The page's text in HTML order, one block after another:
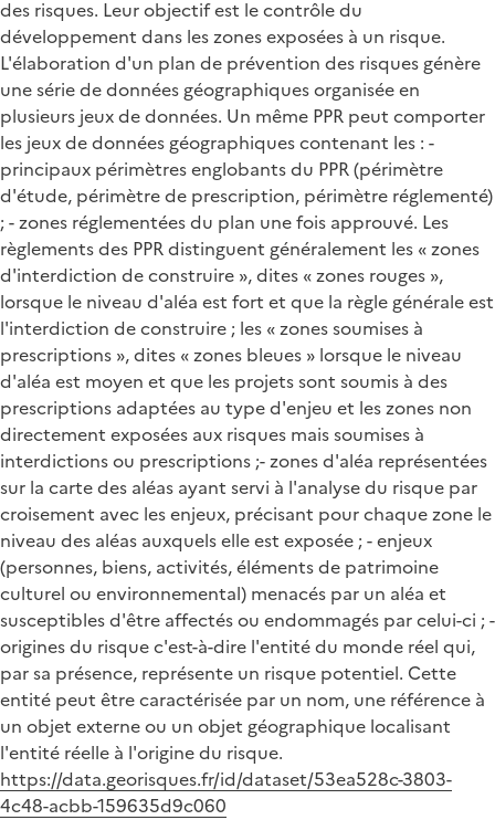
des risques. Leur objectif est le contrôle du
développement dans les zones exposées à un risque.
L'élaboration d'un plan de prévention des risques génère
une série de données géographiques organisée en
plusieurs jeux de données. Un même PPR peut comporter
les jeux de données géographiques contenant les : -
principaux périmètres englobants du PPR (périmètre
d'étude, périmètre de prescription, périmètre réglementé)
; - zones réglementées du plan une fois approuvé. Les
règlements des PPR distinguent généralement les « zones
d'interdiction de construire », dites « zones rouges »,
lorsque le niveau d'aléa est fort et que la règle générale est
l'interdiction de construire ; les « zones soumises à
prescriptions », dites « zones bleues » lorsque le niveau
d'aléa est moyen et que les projets sont soumis à des
prescriptions adaptées au type d'enjeu et les zones non
directement exposées aux risques mais soumises à
interdictions ou prescriptions ;- zones d'aléa représentées
sur la carte des aléas ayant servi à l'analyse du risque par
croisement avec les enjeux, précisant pour chaque zone le
niveau des aléas auxquels elle est exposée ; - enjeux
(personnes, biens, activités, éléments de patrimoine
culturel ou environnemental) menacés par un aléa et
susceptibles d'être affectés ou endommagés par celui-ci ; -
origines du risque c'est-à-dire l'entité du monde réel qui,
par sa présence, représente un risque potentiel. Cette
entité peut être caractérisée par un nom, une référence à
un objet externe ou un objet géographique localisant
l'entité réelle à l'origine du risque.
https://data.georisques.fr/id/dataset/53ea528c-3803-
4c48-acbb-159635d9c060